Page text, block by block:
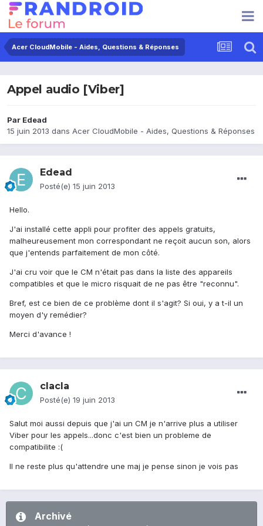
Acer CloudMobile - Aides, Questions & Réponses
Appel audio [Viber]
Par Edead
15 juin 2013 dans Acer CloudMobile - Aides, Questions & Réponses
Edead
Posté(e) 15 juin 2013
Hello.
J'ai installé cette appli pour profiter des appels gratuits,
malheureusement mon correspondant ne reçoit aucun son, alors
que j'entends parfaitement de mon côté.
J'ai cru voir que le CM n'était pas dans la liste des appareils
compatibles et que le micro risquait de ne pas être "reconnu".
Bref, est ce bien de ce problème dont il s'agit? Si oui, y a t-il un
moyen d'y remédier?
Merci d'avance !
clacla
Posté(e) 19 juin 2013
Salut moi aussi depuis que j'ai un CM je n'arrive plus a utiliser
Viber pour les appels...donc c'est bien un probleme de
compatibilite :(
Il ne reste plus qu'attendre une maj je pense sinon je vois pas
Archivé